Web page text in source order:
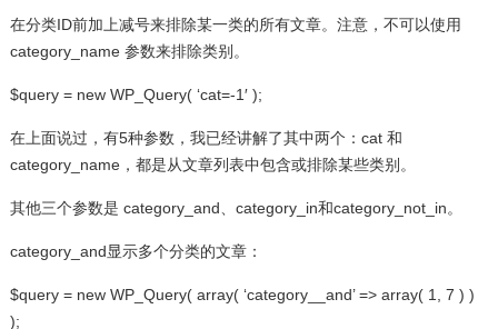
在分类ID前加上减号来排除某一类的所有文章。注意，不可以使用
category_name 参数来排除类别。
$query = new WP_Query( ‘cat=-1′ );
在上面说过，有5种参数，我已经讲解了其中两个：cat 和
category_name，都是从文章列表中包含或排除某些类别。
其他三个参数是 category_and、category_in和category_not_in。
category_and显示多个分类的文章：
$query = new WP_Query( array( ‘category__and’ => array( 1, 7 ) )
);